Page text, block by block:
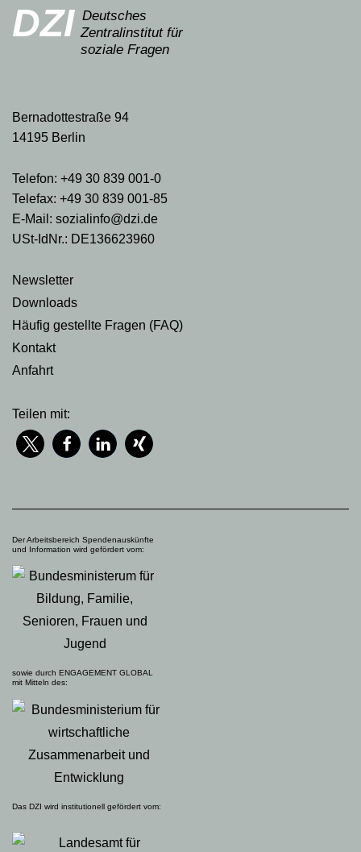
DZI Deutsches
Zentralinstitut für
soziale Fragen
Bernadottestraße 94
14195 Berlin
Telefon: +49 30 839 001-0
Telefax: +49 30 839 001-85
E-Mail: sozialinfo@dzi.de
USt-IdNr.: DE136623960
Newsletter
Downloads
Häufig gestellte Fragen (FAQ)
Kontakt
Anfahrt
Teilen mit:
Der Arbeitsbereich Spendenauskünfte
und Information wird gefördert vom:
sowie durch ENGAGEMENT GLOBAL
mit Mitteln des:
Das DZI wird institutionell gefördert vom: